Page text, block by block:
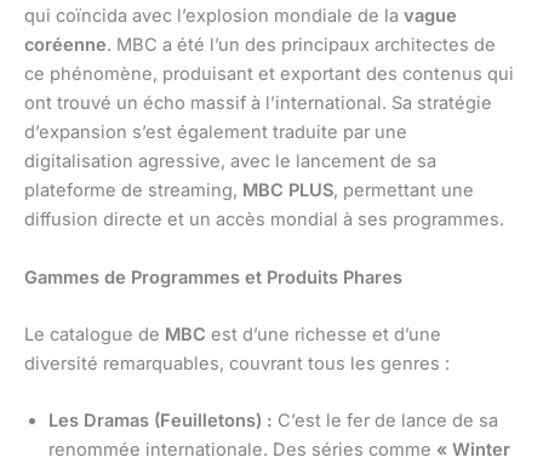
qui coïncida avec l’explosion mondiale de la vague
coréenne. MBC a été l’un des principaux architectes de
ce phénomène, produisant et exportant des contenus qui
ont trouvé un écho massif à l’international. Sa stratégie
d’expansion s’est également traduite par une
digitalisation agressive, avec le lancement de sa
plateforme de streaming, MBC PLUS, permettant une
diffusion directe et un accès mondial à ses programmes.
Gammes de Programmes et Produits Phares
Le catalogue de MBC est d’une richesse et d’une
diversité remarquables, couvrant tous les genres :
Les Dramas (Feuilletons) : C’est le fer de lance de sa
renommée internationale. Des séries comme « Winter